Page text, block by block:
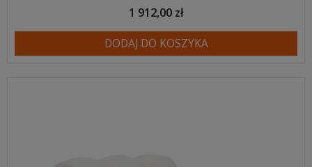
1 912,00 zł
DODAJ DO KOSZYKA